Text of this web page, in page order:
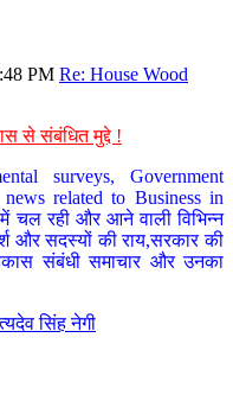
PM Re: House Wood
से संबंधित मुद्दे !
surveys, Government
related to Business in
चल रही और आने वाली विभिन्न
और सदस्यों की राय,सरकार की
संबंधी समाचार और उनका
सिंह नेगी